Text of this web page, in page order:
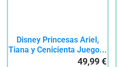
Disney Princesas Ariel,
Tiana y Cenicienta Juego...
49,99 €